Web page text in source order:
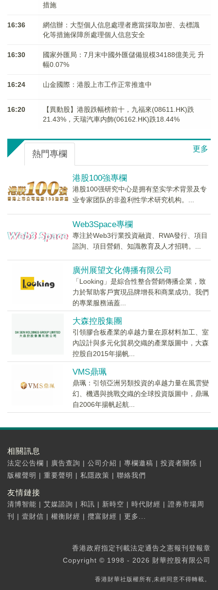
措施
16:36
網信辦：大型個人信息處理者應當採取加密、去標識
化等措施保障所處理個人信息安全
16:30
國家外匯局：7月末中國外匯儲備規模34188億美元 升
幅0.07%
16:24 山金國際：港股上市工作正常推進中
16:20
【異動股】港股跌幅榜前十，九福來(08611.HK)跌
21.43%，天瑞汽車内飾(06162.HK)跌18.44%
更多
熱門專欄
港股100強專欄
港股100强研究中心是拥有坚实学术背景及专
业专家团队的非盈利性学术研究机构。...
Web3Space專欄
專注於Web3行業投資融資、RWA發行、項目
諮詢、項目營銷、知識教育及人才招聘。...
廣州展望文化傳播有限公司
「Looking」是綜合性整合營銷傳播企業，致
力於幫助客戶實現品牌增長和商業成功。我們
的專業服務涵蓋...
大森控股集團
引領膠合板產業的卓越力量在原材料加工、室
內設計與多元化貿易交織的產業版圖中，大森
控股自2015年揚帆...
VMS鼎珮
鼎珮：引領亞洲另類投資的卓越力量在風雲變
幻、機遇與挑戰交織的全球投資版圖中，鼎珮
自2006年揚帆起航...
相關訊息
法定公告欄 | 廣告查詢 | 公司介紹 | 專欄邀稿 | 投資者關係 |
版權聲明 | 重要聲明 | 私隱政策 | 聯絡我們
友情鏈接
清博智能 | 艾媒諮詢 | 和訊 | 新時空 | 時代財經 | 證券市場周
刊
| 壹財信 | 權衡財經 | 攬富財經 | 更多...
香港政府指定刊載法定通告之憲報刊登報章
Copyright © 1998 - 2026 財華控股有限公司
香港財華社版權所有,未經同意不得轉載。